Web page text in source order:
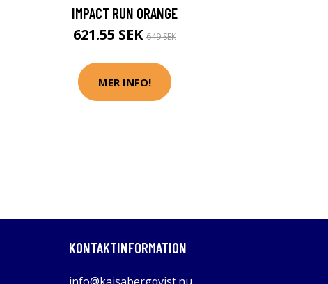
IMPACT RUN ORANGE
621.55 SEK 649 SEK
MER INFO!
KONTAKTINFORMATION